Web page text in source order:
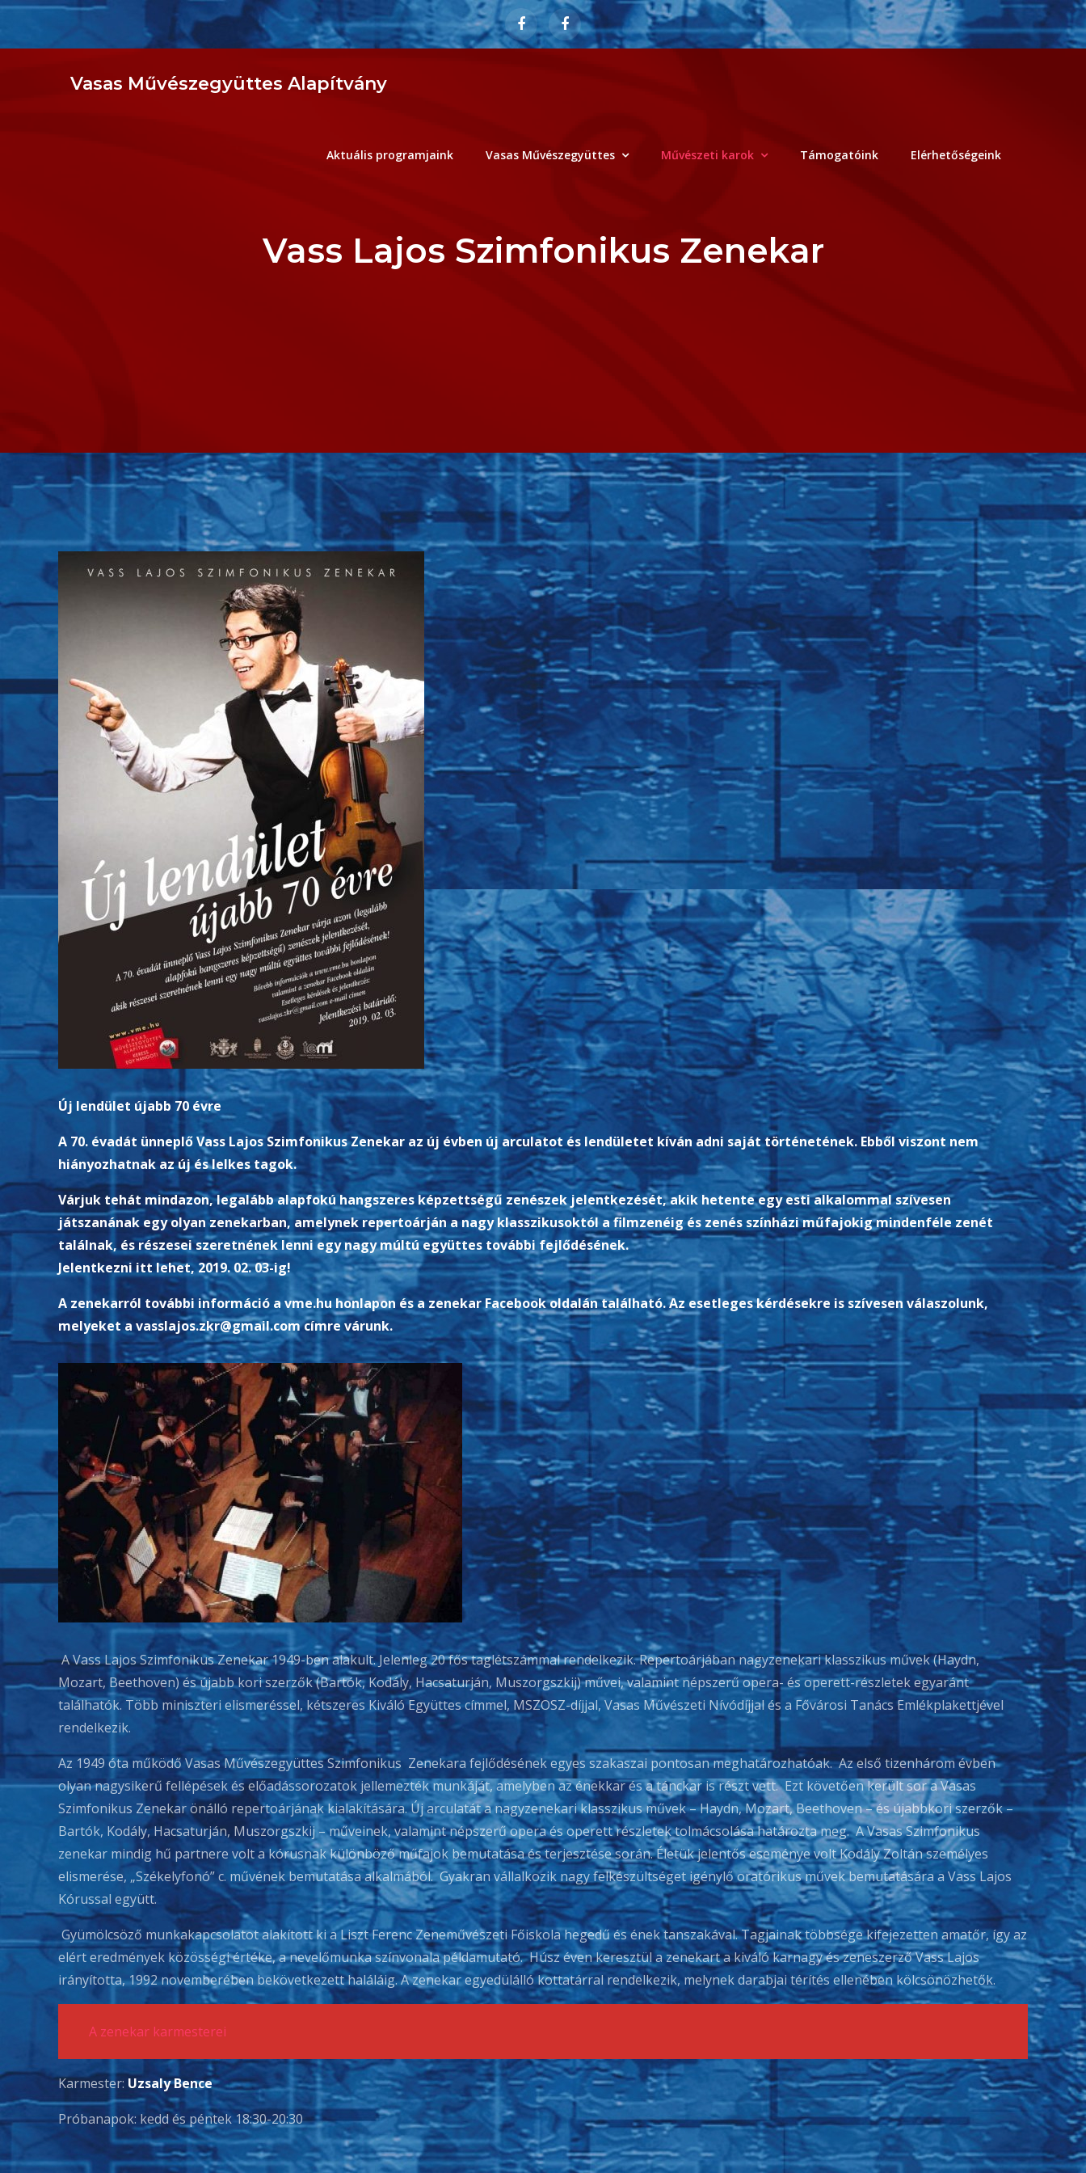
Skip
Vasas Művészegyüttes Alapítvány
Aktuális programjaink Vasas Művészegyüttes Művészeti karok Támogatóink Elérhetőségeink
Vass Lajos Szimfonikus Zenekar
Új lendület újabb 70 évre
A 70. évadát ünneplő Vass Lajos Szimfonikus Zenekar az új évben új arculatot és lendületet kíván adni saját történetének. Ebből viszont nem
hiányozhatnak az új és lelkes tagok.
Várjuk tehát mindazon, legalább alapfokú hangszeres képzettségű zenészek jelentkezését, akik hetente egy esti alkalommal szívesen
játszanának egy olyan zenekarban, amelynek repertoárján a nagy klasszikusoktól a filmzenéig és zenés színházi műfajokig mindenféle zenét
találnak, és részesei szeretnének lenni egy nagy múltú együttes további fejlődésének.
Jelentkezniittlehet, 2019. 02. 03-ig!
A zenekarról további információ a vme.huhonlapon és a zenekar Facebook oldalán található. Az esetleges kérdésekre is szívesen válaszolunk,
melyeket avasslajos.zkr@gmail.comcímre várunk.
A Vass Lajos Szimfonikus Zenekar 1949-ben alakult. Jelenleg 20 fős taglétszámmal rendelkezik. Repertoárjában nagyzenekari klasszikus művek (Haydn,
Mozart, Beethoven) és újabb kori szerzők (Bartók, Kodály, Hacsaturján, Muszorgszkij) művei, valamint népszerű opera- és operett-részletek egyaránt
találhatók. Több miniszteri elismeréssel, kétszeres Kiváló Együttes címmel, MSZOSZ-díjjal, Vasas Művészeti Nívódíjjal és a Fővárosi Tanács Emlékplakettjével
rendelkezik.
Az 1949 óta működő Vasas Művészegyüttes Szimfonikus Zenekara fejlődésének egyes szakaszai pontosan meghatározhatóak. Az első tizenhárom évben
olyan nagysikerű fellépések és előadássorozatok jellemezték munkáját, amelyben az énekkar és a tánckar is részt vett. Ezt követően került sor a Vasas
Szimfonikus Zenekar önálló repertoárjának kialakítására. Új arculatát a nagyzenekari klasszikus művek – Haydn, Mozart, Beethoven – és újabbkori szerzők –
Bartók, Kodály, Hacsaturján, Muszorgszkij – műveinek, valamint népszerű opera és operett részletek tolmácsolása határozta meg. A Vasas Szimfonikus
zenekar mindig hű partnere volt a kórusnak különböző műfajok bemutatása és terjesztése során. Életük jelentős eseménye volt Kodály Zoltán személyes
elismerése, „Székelyfonó” c. művének bemutatása alkalmából. Gyakran vállalkozik nagy felkészültséget igénylő oratórikus művek bemutatására a Vass Lajos
Kórussal együtt.
Gyümölcsöző munkakapcsolatot alakított ki a Liszt Ferenc Zeneművészeti Főiskola hegedű és ének tanszakával. Tagjainak többsége kifejezetten amatőr, így az
elért eredmények közösségi értéke, a nevelőmunka színvonala példamutató. Húsz éven keresztül a zenekart a kiváló karnagy és zeneszerző Vass Lajos
irányította, 1992 novemberében bekövetkezett haláláig. A zenekar egyedülálló kottatárral rendelkezik, melynek darabjai térítés ellenében kölcsönözhetők.
A zenekar karmesterei
Karmester: Uzsaly Bence
Próbanapok: kedd és péntek 18:30-20:30